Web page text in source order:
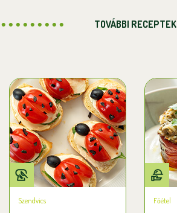
TOVÁBBI RECEPTEK
Szendvics Főétel